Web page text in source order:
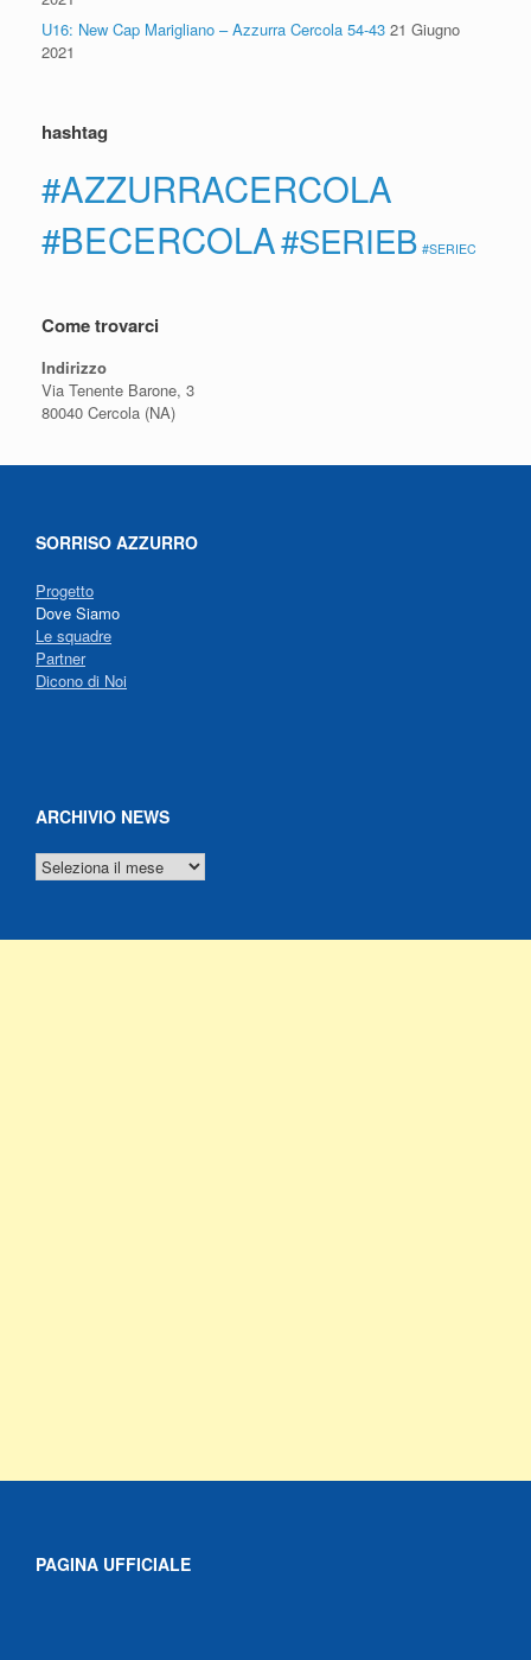
U16: New Cap Marigliano – Azzurra Cercola 54-43 21 Giugno
2021
hashtag
#AZZURRACERCOLA
#BECERCOLA#SERIEB #SERIEC
Come trovarci
Indirizzo
Via Tenente Barone, 3
80040 Cercola (NA)
SORRISO AZZURRO
Progetto
Dove Siamo
Le squadre
Partner
Dicono di Noi
ARCHIVIO NEWS
ARCHIVIO
NEWS
PAGINA UFFICIALE